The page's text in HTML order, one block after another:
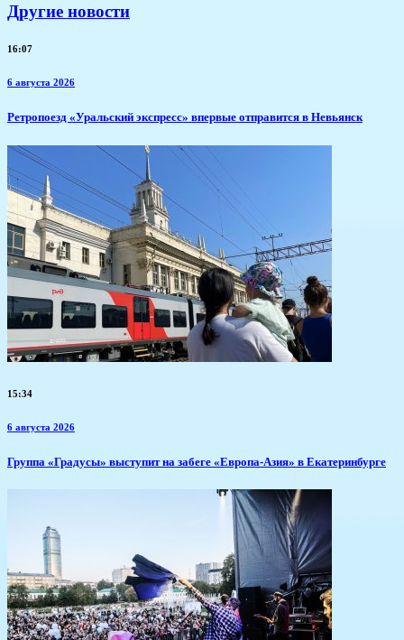
Другие новости
16:07
6 августа 2026
​Ретропоезд «Уральский экспресс» впервые отправится в Невьянск
15:34
6 августа 2026
​Группа «Градусы» выступит на забеге «Европа-Азия» в Екатеринбурге